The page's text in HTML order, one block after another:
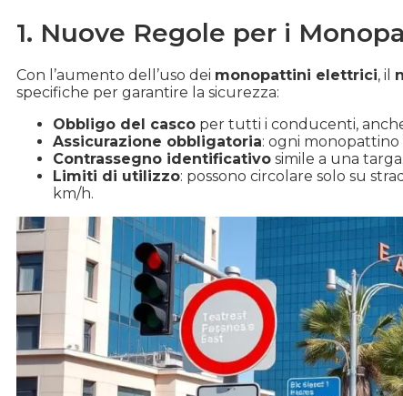
1. Nuove Regole per i
Con l’aumento dell’uso dei monopattini elettrici, il
specifiche per garantire la sicurezza:
Obbligo del casco per tutti i conducenti,
Assicurazione obbligatoria: ogni monopattino
Contrassegno identificativo simile a una targa.
Limiti di utilizzo: possono circolare solo su
km/h.